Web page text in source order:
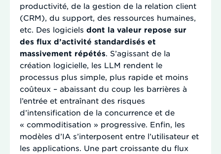
productivité, de la gestion de la relation client
(CRM), du support, des ressources humaines,
etc. Des logiciels dont la valeur repose sur
des flux d’activité standardisés et
massivement répétés . S’agissant de la
création logicielle, les LLM rendent le
processus plus simple, plus rapide et moins
coûteux – abaissant du coup les barrières à
l’entrée et entraînant des risques
d’intensification de la concurrence et de
« commoditisation » progressive. Enfin, les
modèles d’IA s’interposent entre l’utilisateur et
les applications. Une part croissante du flux